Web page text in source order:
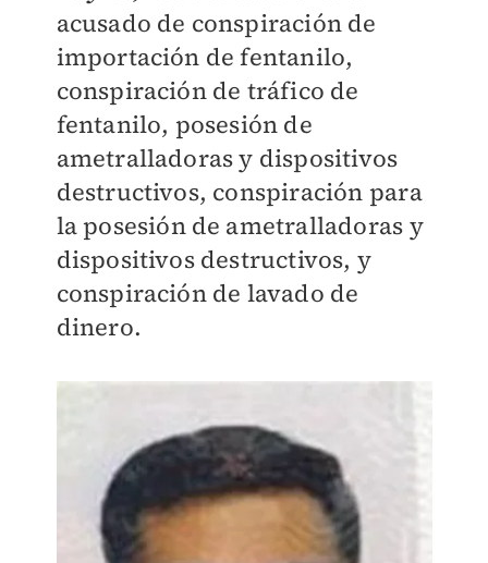
acusado de conspiración de
importación de fentanilo,
conspiración de tráfico de
fentanilo, posesión de
ametralladoras y dispositivos
destructivos, conspiración para
la posesión de ametralladoras y
dispositivos destructivos, y
conspiración de lavado de
dinero.